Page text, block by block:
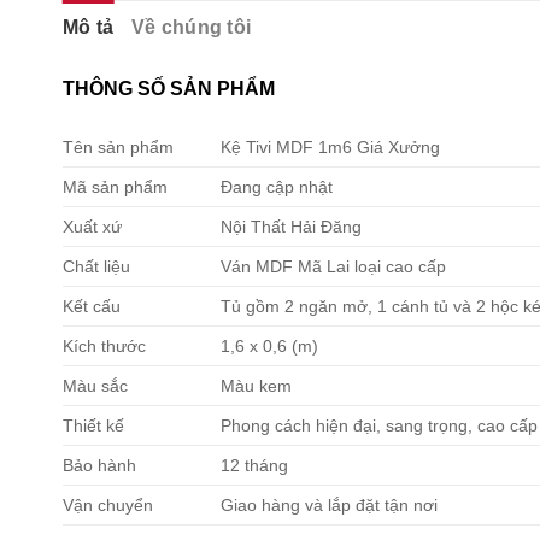
Mô tả Về chúng tôi
THÔNG SỐ SẢN PHẨM
Tên sản phẩm Kệ Tivi MDF 1m6 Giá Xưởng
Mã sản phẩm Đang cập nhật
Xuất xứ Nội Thất Hải Đăng
Chất liệu Ván MDF Mã Lai loại cao cấp
Kết cấu Tủ gồm 2 ngăn mở, 1 cánh tủ và 2 hộc
Kích thước 1,6 x 0,6 (m)
Màu sắc Màu kem
Thiết kế Phong cách hiện đại, sang trọng, cao cấp
Bảo hành 12 tháng
Vận chuyển Giao hàng và lắp đặt tận nơi